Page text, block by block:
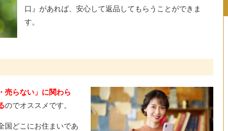
口』があれば、安心して返品してもらうことができま
す。
売らない」に関わら
のでオススメです。
国どこにお住まいであ